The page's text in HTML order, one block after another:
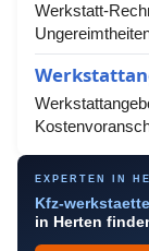
Werkstatt-
EXPERTEN IN
Kfz-
in Herten